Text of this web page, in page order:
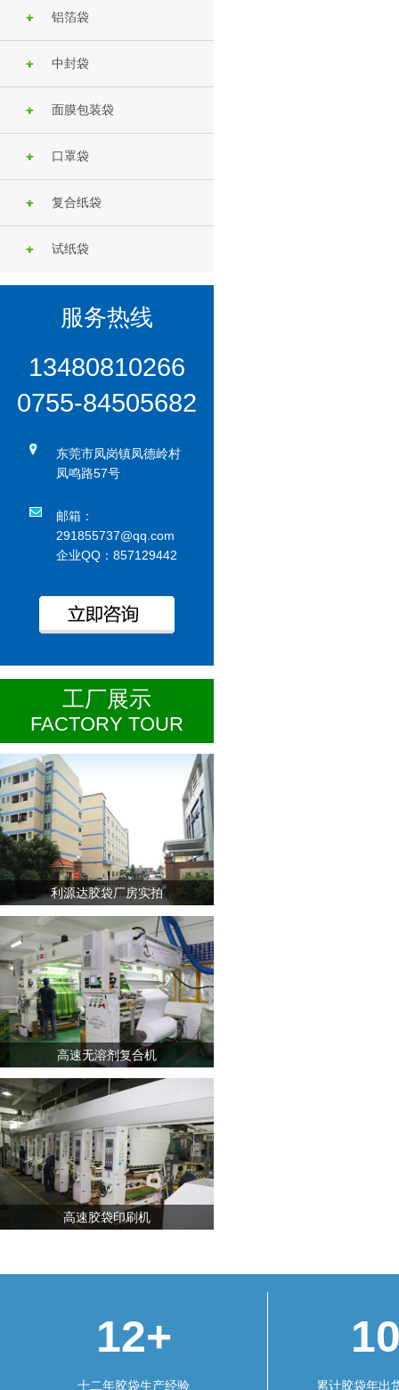
铝箔袋
中封袋
面膜包装袋
口罩袋
复合纸袋
试纸袋
服务热线
13480810266
0755-84505682
东莞市凤岗镇凤德岭村
凤鸣路57号
邮箱：
291855737@qq.com
企业QQ：857129442
工厂展示
FACTORY TOUR
利源达胶袋厂房实拍
高速无溶剂复合机
高速胶袋印刷机
12+
十二年胶袋生产经验 累计胶袋年出